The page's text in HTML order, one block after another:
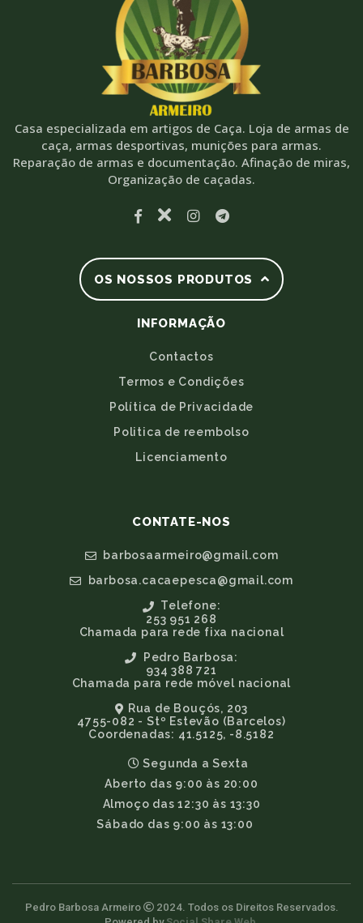
Casa especializada em artigos de Caça. Loja de armas de
caça, armas desportivas, munições para armas.
Reparação de armas e documentação. Afinação de miras,
Organização de caçadas.
OS NOSSOS PRODUTOS
INFORMAÇÃO
Contactos
Termos e Condições
Política de Privacidade
Politica de reembolso
Licenciamento
CONTATE-NOS
barbosaarmeiro@gmail.com
barbosa.cacaepesca@gmail.com
Telefone:
253 951 268
Chamada para rede fixa nacional
Pedro Barbosa:
934 388 721
Chamada para rede móvel nacional
Rua de Bouçós, 203
4755-082 - Stº Estevão (Barcelos)
Coordenadas: 41.5125, -8.5182
Segunda a Sexta
Aberto das 9:00 às 20:00
Almoço das 12:30 às 13:30
Sábado das 9:00 às 13:00
Pedro Barbosa Armeiro
2024. Todos os Direitos Reservados.